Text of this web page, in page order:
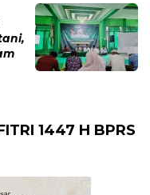
1447 H BPRS